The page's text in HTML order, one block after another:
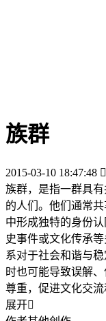
族群
2015-03-10 18:47:48 
族群，是指一群具
的人们。他们通常
中形成独特的身份
史事件或文化传承
系对于社会和谐与
时也可能导致误解
尊重，促进文化交流
展开